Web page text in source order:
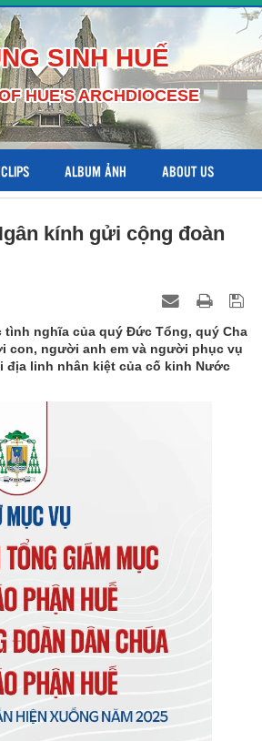
SINH HUẾ
HUE'S ARCHDIOCESE
ALBUM ẢNH ABOUT US
kính gửi cộng đoàn
nghĩa của quý Đức Tổng, quý Cha
con, người anh em và người phục vụ
địa linh nhân kiệt của cố kinh Nước